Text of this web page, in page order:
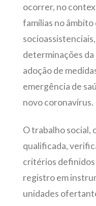
ocorrer, no
famílias no âmbito
determinações da
adoção de
emergência de
novo coronavírus.
O trabalho social,
qualificada,
critérios definidos
registro em
unidades